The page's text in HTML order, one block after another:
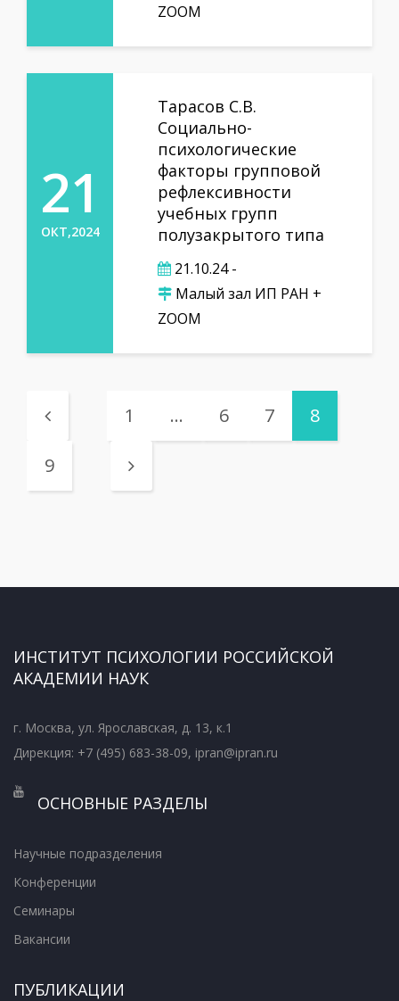
ZOOM
21
ОКТ,2024
Тарасов С.В.
Социально-
психологические
факторы групповой
рефлексивности
учебных групп
полузакрытого типа
21.10.24 -
Малый зал ИП РАН +
ZOOM
1 … 6 7 8
9
ИНСТИТУТ ПСИХОЛОГИИ РОССИЙСКОЙ
АКАДЕМИИ НАУК
г. Москва, ул. Ярославская, д. 13, к.1
Дирекция: +7 (495) 683-38-09, ipran@ipran.ru
ОСНОВНЫЕ РАЗДЕЛЫ
Научные подразделения
Конференции
Семинары
Вакансии
ПУБЛИКАЦИИ